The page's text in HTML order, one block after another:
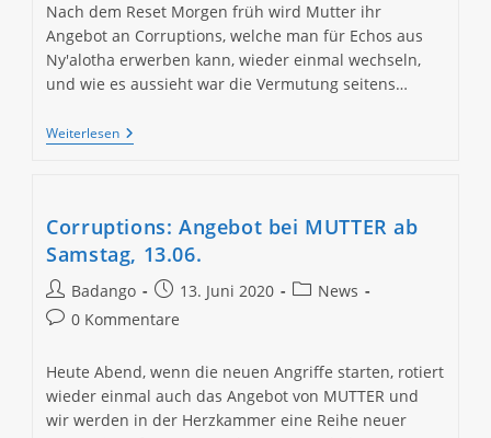
Nach dem Reset Morgen früh wird Mutter ihr
Angebot an Corruptions, welche man für Echos aus
Ny'alotha erwerben kann, wieder einmal wechseln,
und wie es aussieht war die Vermutung seitens…
WeiterlesenCorruptions:
Angebot
Mittwoch,
17.06.
Corruptions: Angebot bei MUTTER ab
Samstag, 13.06.
Beitrags-
Autor:
Badango
Beitrag
veröffentlicht:
13. Juni 2020
Beitrags-
News
Beitrags-
0 Kommentare
Heute Abend, wenn die neuen Angriffe starten, rotiert
wieder einmal auch das Angebot von MUTTER und
wir werden in der Herzkammer eine Reihe neuer